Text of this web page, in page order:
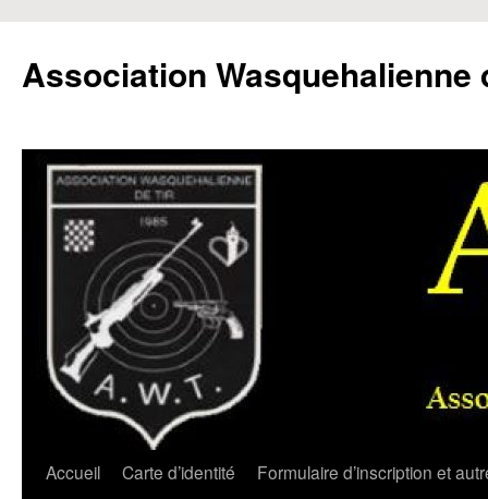
contenu
Association Wasquehalienne
Accueil Carte d’identité
Formulaire d’inscription et